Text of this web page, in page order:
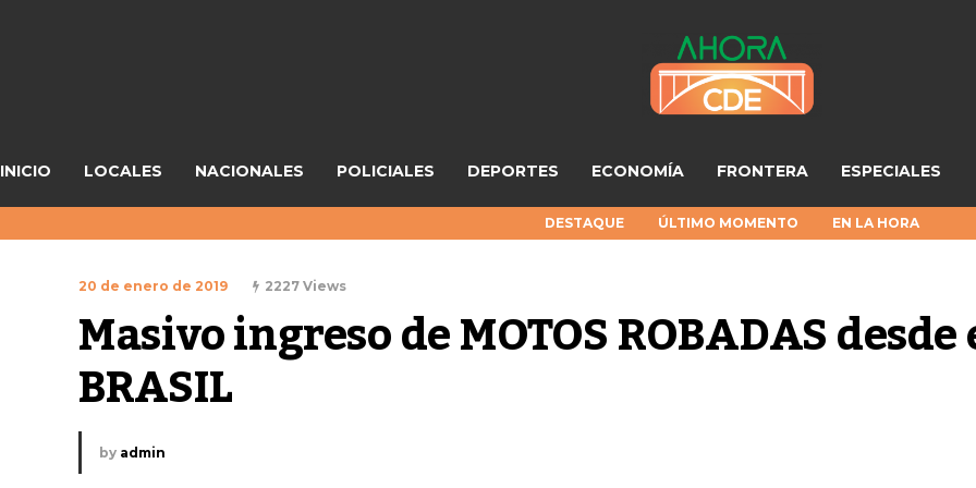
INICIO LOCALES NACIONALES POLICIALES DEPORTES ECONOMÍA FRONTERA ESPECIALES
DESTAQUE ÚLTIMO MOMENTO EN LA HORA
20 de enero de 2019 2227 Views
Masivo ingreso de MOTOS ROBADAS
BRASIL
by admin